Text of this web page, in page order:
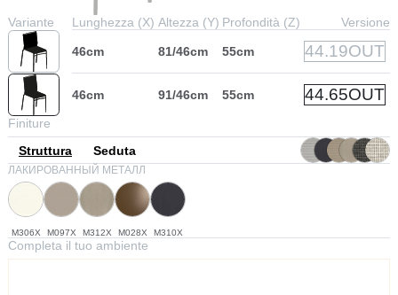
Variante Lunghezza (X) Altezza (Y) Profondità (Z) Versione
46cm 81/46cm 55cm 44.19OUT
46cm 91/46cm 55cm 44.65OUT
Finiture
Struttura
Seduta
ЛАКИРОВАННЫЙ МЕТАЛЛ
M306X M097X M312X M028X M310X
Completa il tuo ambiente